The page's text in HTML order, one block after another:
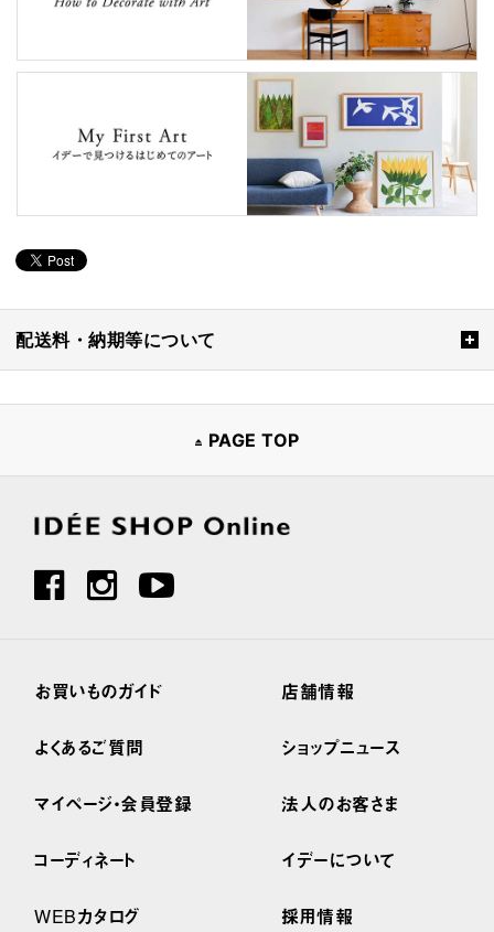
配送料・納期等について
PAGE TOP
お買いものガイド
よくあるご質問
マイページ・会員登録
コーディネート
WEBカタログ
店舗情報
ショップニュース
法人のお客さま
イデーについて
採用情報